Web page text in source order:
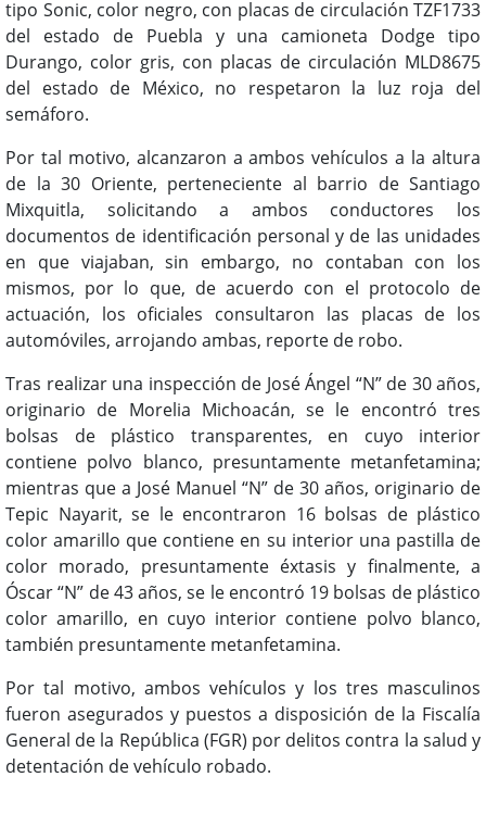
tipo Sonic, color negro, con placas de circulación TZF1733
del estado de Puebla y una camioneta Dodge tipo
Durango, color gris, con placas de circulación MLD8675
del estado de México, no respetaron la luz roja del
semáforo.
Por tal motivo, alcanzaron a ambos vehículos a la altura
de la 30 Oriente, perteneciente al barrio de Santiago
Mixquitla, solicitando a ambos conductores los
documentos de identificación personal y de las unidades
en que viajaban, sin embargo, no contaban con los
mismos, por lo que, de acuerdo con el protocolo de
actuación, los oficiales consultaron las placas de los
automóviles, arrojando ambas, reporte de robo.
Tras realizar una inspección de José Ángel “N” de 30 años,
originario de Morelia Michoacán, se le encontró tres
bolsas de plástico transparentes, en cuyo interior
contiene polvo blanco, presuntamente metanfetamina;
mientras que a José Manuel “N” de 30 años, originario de
Tepic Nayarit, se le encontraron 16 bolsas de plástico
color amarillo que contiene en su interior una pastilla de
color morado, presuntamente éxtasis y finalmente, a
Óscar “N” de 43 años, se le encontró 19 bolsas de plástico
color amarillo, en cuyo interior contiene polvo blanco,
también presuntamente metanfetamina.
Por tal motivo, ambos vehículos y los tres masculinos
fueron asegurados y puestos a disposición de la Fiscalía
General de la República (FGR) por delitos contra la salud y
detentación de vehículo robado.